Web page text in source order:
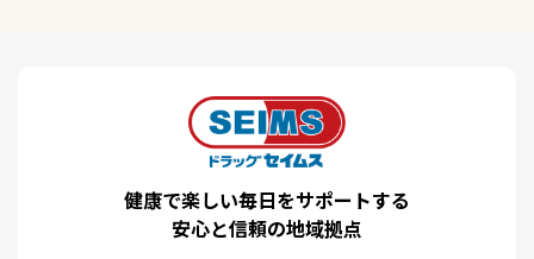
健康で楽しい毎日をサポートする
安心と信頼の地域拠点